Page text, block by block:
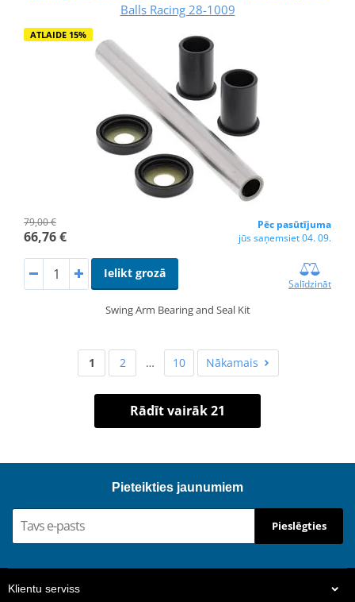
Balls Racing 28-1009
ATLAIDE 15%
79,00 €
66,76 €
Pēc pasūtījuma
jūs saņemsiet 04. 09.
Ielikt grozā
Salīdzināt
Swing Arm Bearing and Seal Kit
1 2 … 10 Nākamais
Rādīt vairāk 21
Pieteikties jaunumiem
Pieslēgties
Klientu serviss